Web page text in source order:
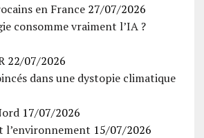
en France 27/07/2026
consomme vraiment l’IA ?
22/07/2026
dans une dystopie climatique
17/07/2026
l’environnement 15/07/2026